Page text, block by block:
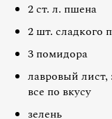
2 ст. л. пшена
2 шт. сладкого
3 помидора
лавровый лист,
все по вкусу
зелень